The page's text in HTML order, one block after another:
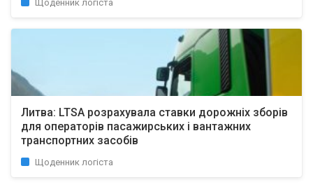
Щоденник логіста
Литва: LTSA розрахувала ставки дорожніх зборів
для операторів пасажирських і вантажних
транспортних засобів
Щоденник логіста